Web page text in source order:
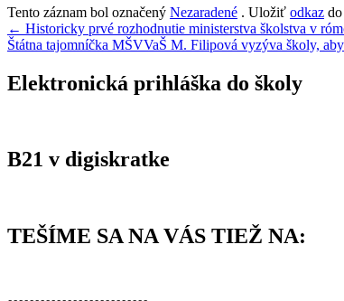
Tento záznam bol označený Nezaradené . Uložiť odkaz
Navigácia
v
článku
← Historicky prvé rozhodnutie ministerstva školstva v
Štátna tajomníčka MŠVVaŠ M. Filipová vyzýva školy,
Elektronická prihláška do školy
B21 v digiskratke
TEŠÍME SA NA VÁS TIEŽ NA: